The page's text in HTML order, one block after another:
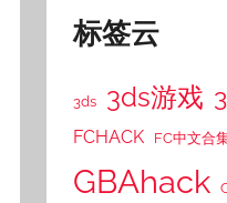
标签云
3ds 3ds游戏
FCHACK FC中文合
GBAhack